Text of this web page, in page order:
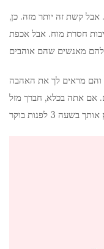
אבל קשת זה יותר מזה. כן,
חסרת מוח. אבל אכפת
והם מראים לך את האהבה
אם אתה בכלא, חברך מזל